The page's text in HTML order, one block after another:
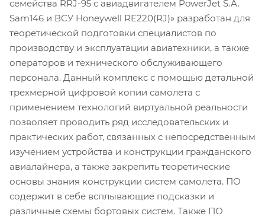
семейства RRJ-95 с авиадвигателем PowerJet S.A.
Sam146 и ВСУ Honeywell RE220(RJ)» разработан для
теоретической подготовки специалистов по
производству и эксплуатации авиатехники, а также
операторов и технического обслуживающего
персонала. Данный комплекс с помощью детальной
трехмерной цифровой копии самолета с
применением технологий виртуальной реальности
позволяет проводить ряд исследовательских и
практических работ, связанных с непосредственным
изучением устройства и конструкции гражданского
авиалайнера, а также закрепить теоретические
основы знания конструкции систем самолета. ПО
содержит в себе всплывающие подсказки и
различные схемы бортовых систем. Также ПО